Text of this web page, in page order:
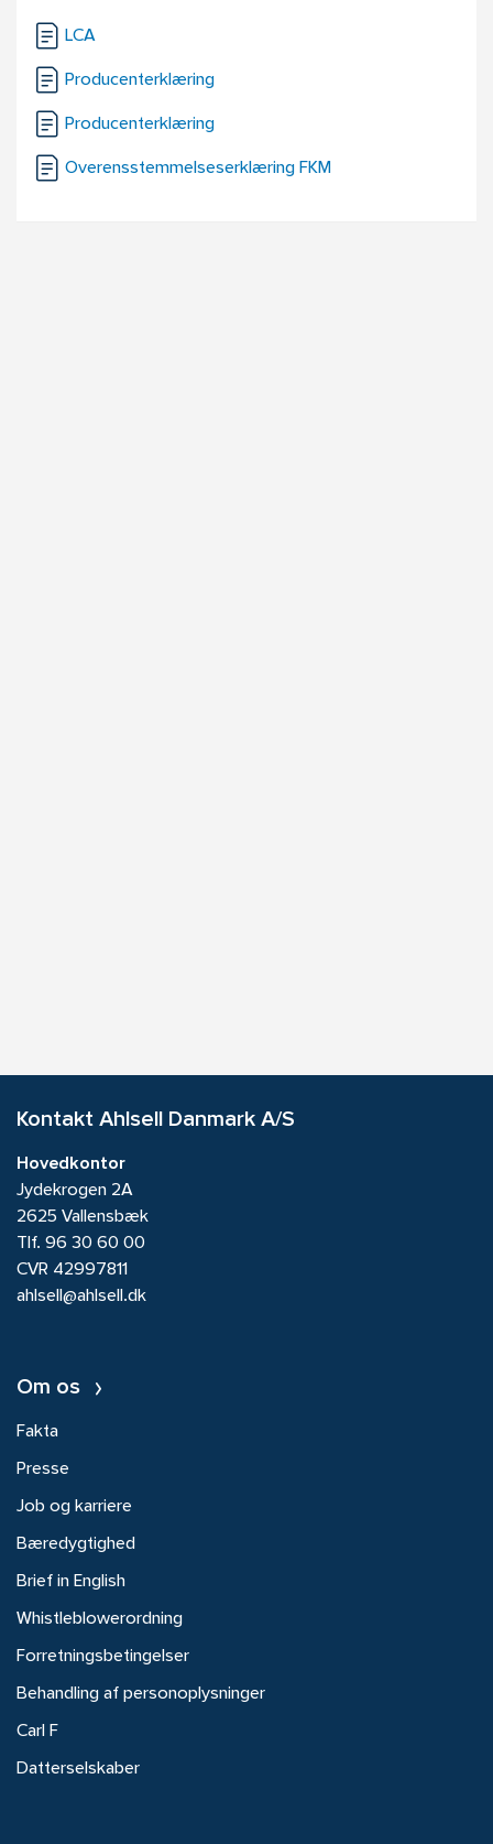
LCA
Producenterklæring
Producenterklæring
Overensstemmelseserklæring FKM
Kontakt Ahlsell Danmark A/S
Hovedkontor
Jydekrogen 2A
2625 Vallensbæk
Tlf. 96 30 60 00
CVR 42997811
ahlsell@ahlsell.dk
Om os
Fakta
Presse
Job og karriere
Bæredygtighed
Brief in English
Whistleblowerordning
Forretningsbetingelser
Behandling af personoplysninger
Carl F
Datterselskaber